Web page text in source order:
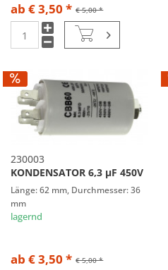
€ 5,00 *
ab € 3,50 *
230003
KONDENSATOR 6,3 µF 450V
Länge: 62 mm, Durchmesser: 36
mm
lagernd
€ 5,00 *
ab € 3,50 *